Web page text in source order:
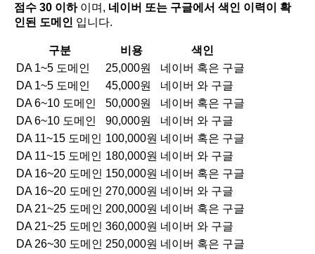
점수 30 이하이며, 네이버 또는 구글에서 색인 이력이 확
인된 도메인 입니다.
구분 비용
색인
DA 1~5 도메인
25,000원
네이버 혹은 구글
DA 1~5 도메인
45,000원
네이버 와 구글
DA 6~10 도메인
50,000원
네이버 혹은 구글
DA 6~10 도메인
90,000원
네이버 와 구글
DA 11~15 도메인 100,000원 네이버 혹은 구글
DA 11~15 도메인 180,000원 네이버 와 구글
DA 16~20 도메인 150,000원 네이버 혹은 구글
DA 16~20 도메인 270,000원 네이버 와 구글
DA 21~25 도메인 200,000원 네이버 혹은 구글
DA 21~25 도메인 360,000원 네이버 와 구글
DA 26~30 도메인 250,000원 네이버 혹은 구글